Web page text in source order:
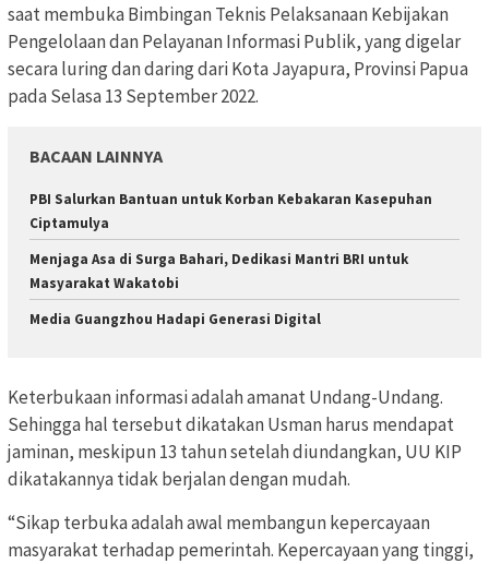
saat membuka Bimbingan Teknis Pelaksanaan Kebijakan
Pengelolaan dan Pelayanan Informasi Publik, yang digelar
secara luring dan daring dari Kota Jayapura, Provinsi Papua
pada Selasa 13 September 2022.
BACAAN LAINNYA
PBI Salurkan Bantuan untuk Korban Kebakaran Kasepuhan
Ciptamulya
Menjaga Asa di Surga Bahari, Dedikasi Mantri BRI untuk
Masyarakat Wakatobi
Media Guangzhou Hadapi Generasi Digital
Keterbukaan informasi adalah amanat Undang-Undang.
Sehingga hal tersebut dikatakan Usman harus mendapat
jaminan, meskipun 13 tahun setelah diundangkan, UU KIP
dikatakannya tidak berjalan dengan mudah.
“Sikap terbuka adalah awal membangun kepercayaan
masyarakat terhadap pemerintah. Kepercayaan yang tinggi,